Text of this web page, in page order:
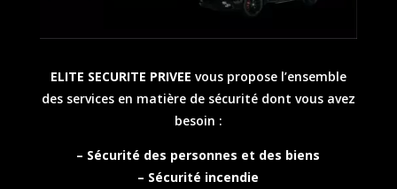
ELITE SECURITE PRIVEE vous propose l’ensemble
des services en matière de sécurité dont vous avez
besoin :
– Sécurité des personnes et des biens
– Sécurité incendie